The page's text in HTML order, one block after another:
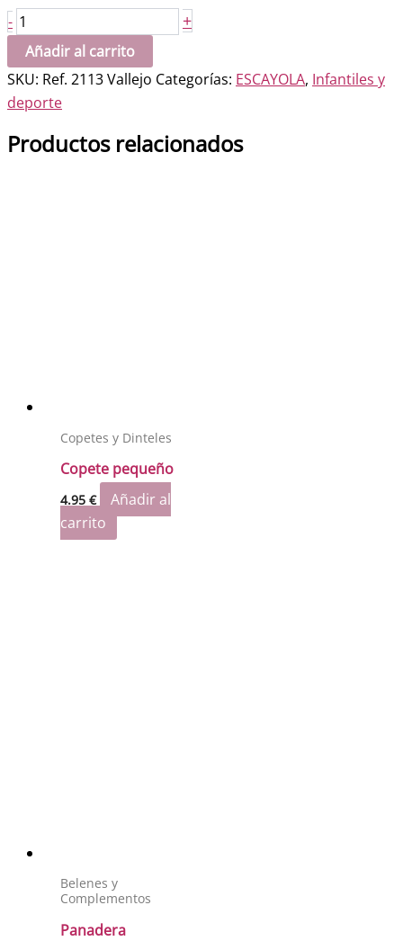
- Bebe
piña
cantidad
+
Añadir al carrito
SKU: Ref. 2113 Vallejo Categorías: ESCAYOLA, Infantiles y
deporte
Productos relacionados
Copetes y Dinteles
Copete pequeño
4.95€
Añadir al
carrito
Belenes y
Complementos
Panadera